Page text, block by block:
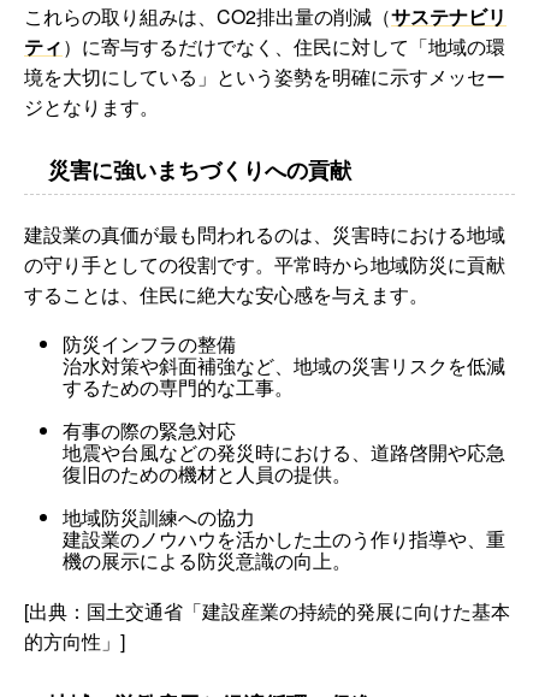
これらの取り組みは、CO2排出量の削減（サステナビリ
ティ）に寄与するだけでなく、住民に対して「地域の環
境を大切にしている」という姿勢を明確に示すメッセー
ジとなります。
災害に強いまちづくりへの貢献
建設業の真価が最も問われるのは、災害時における地域
の守り手としての役割です。平常時から地域防災に貢献
することは、住民に絶大な安心感を与えます。
防災インフラの整備
治水対策や斜面補強など、地域の災害リスクを低減
するための専門的な工事。
有事の際の緊急対応
地震や台風などの発災時における、道路啓開や応急
復旧のための機材と人員の提供。
地域防災訓練への協力
建設業のノウハウを活かした土のう作り指導や、重
機の展示による防災意識の向上。
[出典：国土交通省「建設産業の持続的発展に向けた基本
的方向性」]